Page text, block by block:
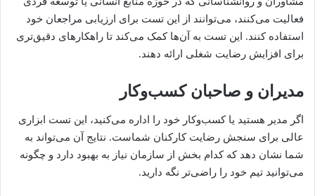
فعالیت می‌کنند، می‌توانند از این تست برای ارزیابی مراجعان خود
استفاده کنند. این تست به آن‌ها کمک می‌کند تا راهکارهای دقیق‌تری
برای افزایش رضایت شغلی ارائه دهند.
مدیران و صاحبان کسب‌وکار
اگر مدیر هستید یا کسب‌وکار خود را اداره می‌کنید، این تست ابزاری
عالی برای سنجش رضایت کارکنان شماست. نتایج آن می‌تواند به
شما نشان دهد که کدام بخش از سازمان نیاز به بهبود دارد و چگونه
می‌توانید تیم خود را راضی‌تر نگه دارید.